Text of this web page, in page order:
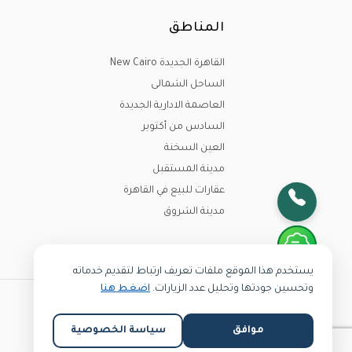
السكنية و خلق فرص كبيرة إستثمارية
يساهم ايضا نشاط تطوير و إقامة المشروعات
لدينا أكثر من 270 مشروع في كل
بمجهودات و معايير تضاهي المشروعات
كبيرة في عالم التطوير العقاري و إقامة
أصبحت الواجهة المثالية والموقع الأميز
المناطق
القاهرة الجديدة New Cairo
الساحل الشمالى
العاصمة الادارية الجديدة
السادس من أكتوبر
العين السخنة
مدينة المستقبل
عقارات للبيع في القاهرة
مدينة الشروق
Copyright @2024
يستخدم هذا الموقع ملفات تعريف ارتباط لتقديم خدماته
وتحسين جودتها وتحليل عدد الزيارات. اضغط هنا
موافق سياسة الخصوصية